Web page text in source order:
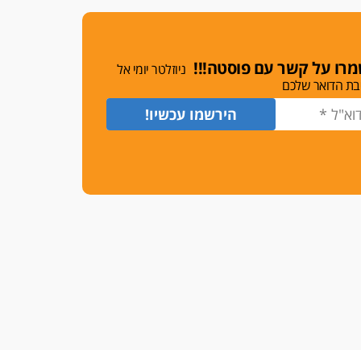
האופנוע חזר הביתה
עו"ד גיל פרידמן והרפתקאות
אופנוע השטח שלו
לחמאס
על קשר עם פוסטה!!! ניוזלטר יומי אל
הדואר שלכם